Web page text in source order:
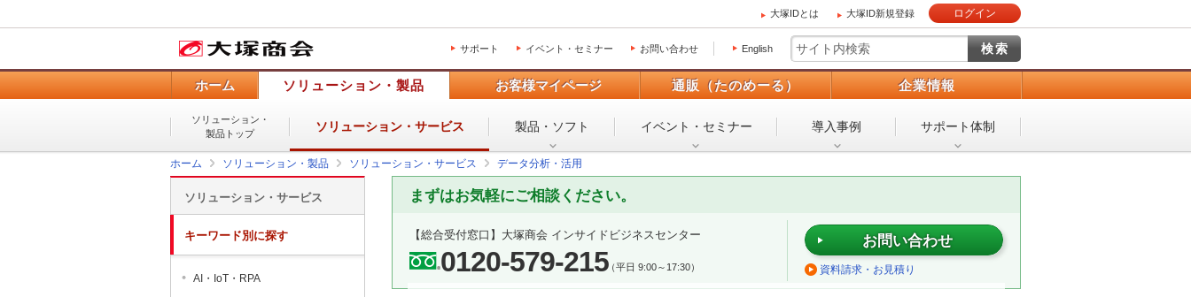
大塚IDとは 大塚ID新規登録 ログイン
サポート イベント・セミナー お問い合わせ English
ホーム ソリューション・製品 お客様マイページ 通販（たのめーる） 企業情報
ソリューション・
製品トップ
ソリューション・ サービス 製品・ソフト イベント・ セミナー 導入事例 サポート体制
ホーム ソリューション・製品 ソリューション・サービス データ分析・活用
まずはお気軽にご相談ください。
【総合受付窓口】 大塚商会 インサイドビジネスセンター
0120-579-215（平日 9:00～17:30）
お問い合わせ
資料請求・お見積り
ソリューション・サービス
キーワード別に探す
AI・IoT・RPA